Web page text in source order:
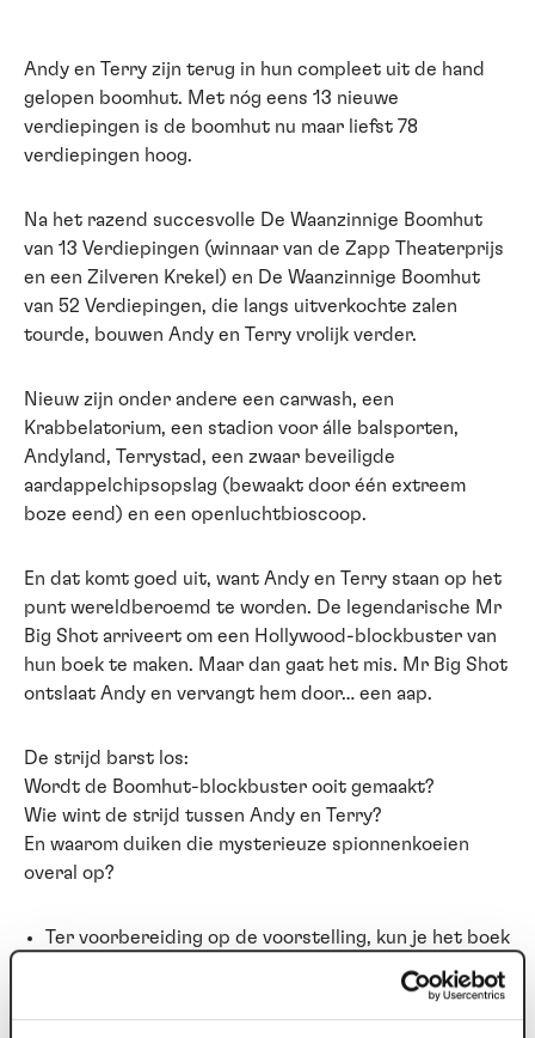
Andy en Terry zijn terug in hun compleet uit de hand
gelopen boomhut. Met nóg eens 13 nieuwe
verdiepingen is de boomhut nu maar liefst 78
verdiepingen hoog.
​Na het razend succesvolle De Waanzinnige Boomhut
van 13 Verdiepingen (winnaar van de Zapp Theaterprijs
en een Zilveren Krekel) en De Waanzinnige Boomhut
van 52 Verdiepingen, die langs uitverkochte zalen
tourde, bouwen Andy en Terry vrolijk verder.
​Nieuw zijn onder andere een carwash, een
Krabbelatorium, een stadion voor álle balsporten,
Andyland, Terrystad, een zwaar beveiligde
aardappelchipsopslag (bewaakt door één extreem
boze eend) en een openluchtbioscoop.
​En dat komt goed uit, want Andy en Terry staan op het
punt wereldberoemd te worden. De legendarische Mr
Big Shot arriveert om een Hollywood-blockbuster van
hun boek te maken. Maar dan gaat het mis. ​Mr Big Shot
ontslaat Andy en vervangt hem door… een aap.
​De strijd barst los:
Wordt de Boomhut-blockbuster ooit gemaakt?
Wie wint de strijd tussen Andy en Terry?
En waarom duiken die mysterieuze spionnenkoeien
overal op?
Ter voorbereiding op de voorstelling, kun je het boek